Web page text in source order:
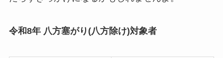
令和8年 八方塞がり(八方除け)対象者